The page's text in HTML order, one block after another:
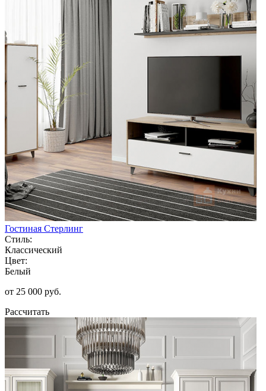
Гостиная Стерлинг
Стиль:
Классический
Цвет:
Белый
от 25 000 руб.
Рассчитать